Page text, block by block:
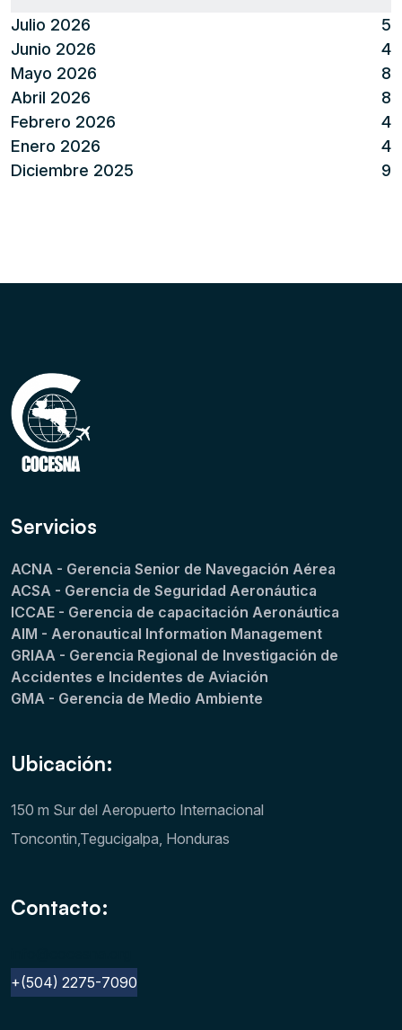
Julio 2026
5
Junio 2026
4
Mayo 2026
8
Abril 2026
8
Febrero 2026
4
Enero 2026
4
Diciembre 2025
9
Servicios
ACNA - Gerencia Senior de Navegación Aérea
ACSA - Gerencia de Seguridad Aeronáutica
ICCAE - Gerencia de capacitación Aeronáutica
AIM - Aeronautical Information Management
GRIAA - Gerencia Regional de Investigación de
Accidentes e Incidentes de Aviación
GMA - Gerencia de Medio Ambiente
Ubicación:
150 m Sur del Aeropuerto Internacional
Toncontin,Tegucigalpa, Honduras
Contacto:
+(504) 2275-7090